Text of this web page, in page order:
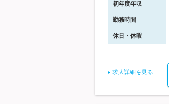
初年度年収
勤務時間
休日・休暇
求人詳細を見る